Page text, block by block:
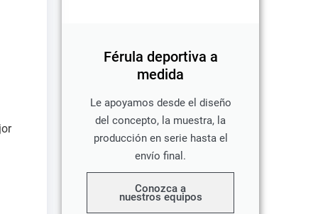
Férula deportiva a
medida
Le apoyamos desde el diseño
del concepto, la muestra, la
producción en serie hasta el
envío final.
Conozca a
nuestros equipos